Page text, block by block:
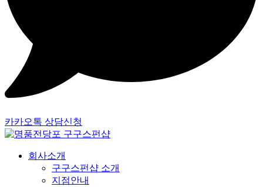
카카오톡 상담신청
회사소개
구구스펀샵 소개
지점안내